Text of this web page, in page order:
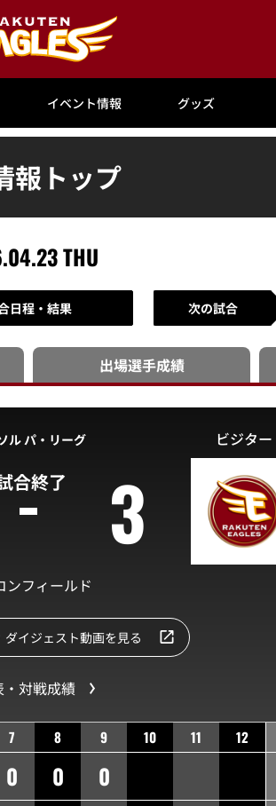
イベント情報 グッズ
報トップ
THU
日程・結果 次の試合
出場選手成績
ル パ・リーグ
合終了 3
ビジター
ンフィールド
ダイジェスト動画を見る
対戦成績
7 8 9 10 11 12
0 0
0